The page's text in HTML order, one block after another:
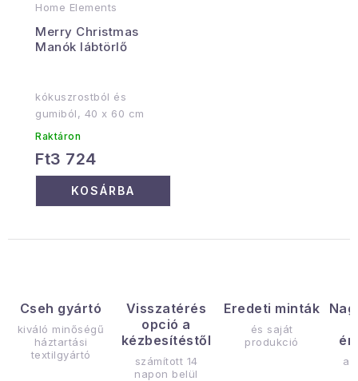
Cseh gyártó
kiváló minőségű
háztartási
textilgyártó
Visszatérés
opció a
kézbesítéstől
számított 14
napon belül
Eredeti minták
és saját
produkció
Home Elements
Merry Christmas
Manók lábtörlő
kókuszrostból és
gumiból, 40 x 60 cm
Raktáron
Ft3 724
KOSÁRBA